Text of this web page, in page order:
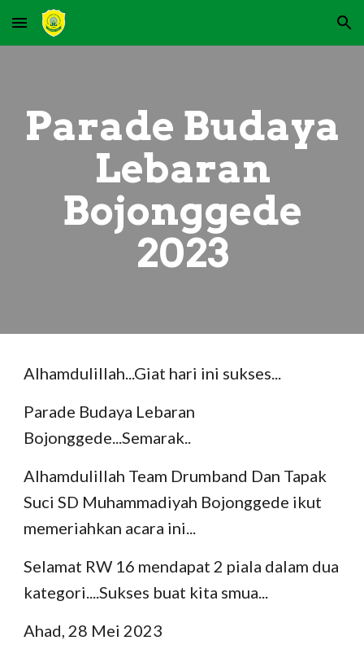
Skip to main content Skip to navigation
Parade Budaya
Lebaran
Bojonggede
2023
Alhamdulillah...Giat hari ini sukses...
Parade Budaya Lebaran
Bojonggede...Semarak..
Alhamdulillah Team Drumband Dan Tapak
Suci SD Muhammadiyah Bojonggede ikut
memeriahkan acara ini...
Selamat RW 16 mendapat 2 piala dalam dua
kategori....Sukses buat kita smua...
Ahad, 28 Mei 2023